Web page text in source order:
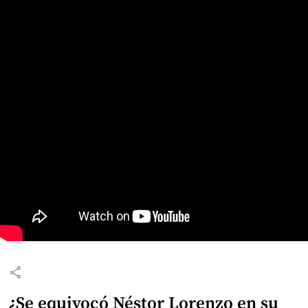
share
¿Se equivocó Néstor Lorenzo en su